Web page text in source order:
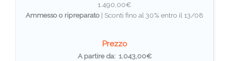
1.490,00€
Ammesso o ripreparato | Sconti fino al 30% entro il 13/08
Prezzo
A partire da: 1.043,00€